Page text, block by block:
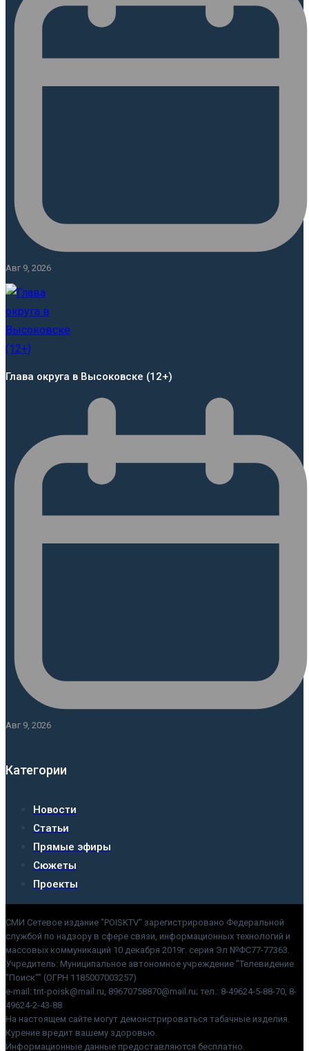
Авг 9, 2026
Глава округа в Высоковске (12+)
Авг 9, 2026
Категории
Новости
Статьи
Прямые эфиры
Сюжеты
Проекты
СМИ Сетевое издание "POISKTV" зарегистрировано Федеральной
службой по надзору в сфере связи, информационных технологий и
массовых коммуникаций 10 декабря 2019г. серия Эл №ФС77-77363.
Учредитель: Муниципальное автономное учреждение "Телевидение
"Поиск"" (ОГРН 1185007003257)
e-mail: tnt-poisk@mail.ru, 89670758870@mail.ru; тел.: 8-49624-5-88-70, 8-
49624-2-43-88
На настоящем сайте могут демонстрироваться табачные изделия.
Курение вредит вашему здоровью.
Информационные данные предоставляются бесплатно.